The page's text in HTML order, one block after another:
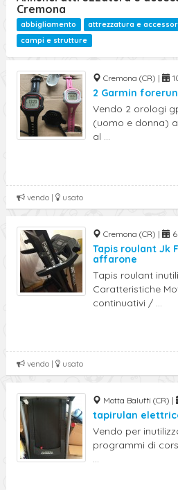
Cremona
abbigliamento attrezzatura e
campi e strutture
Cremona (CR) |
2 Garmin
Vendo 2 orologi
(uomo e donna)
al ...
vendo | usato
Cremona (CR) |
Tapis roulant Jk
affarone
Tapis roulant
Caratteristiche
continuativi / ...
vendo | usato
Motta Baluffi (CR) |
tapirulan
Vendo per
programmi di
...